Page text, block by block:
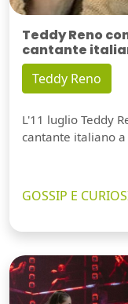
Teddy Reno
cantante
Teddy Reno
L'11 luglio Teddy
cantante italiano
GOSSIP E